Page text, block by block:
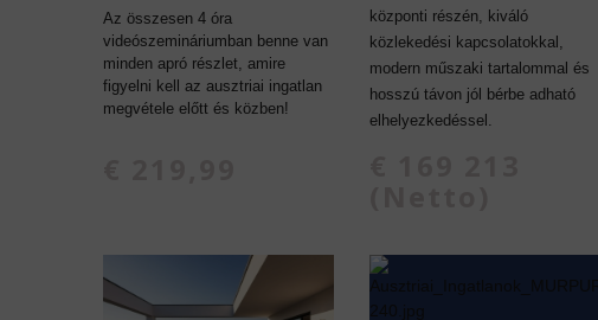
központi részén, kiváló
közlekedési kapcsolatokkal,
modern műszaki tartalommal és
hosszú távon jól bérbe adható
elhelyezkedéssel.
Az összesen 4 óra
videószemináriumban benne van
minden apró részlet, amire
figyelni kell az ausztriai ingatlan
megvétele előtt és közben!